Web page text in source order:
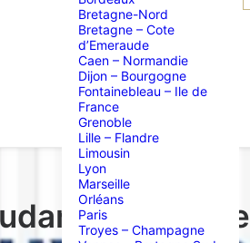
Bretagne-Nord
Bretagne – Cote
d’Emeraude
Caen – Normandie
Dijon – Bourgogne
Fontainebleau – Ile de
France
Grenoble
Lille – Flandre
Limousin
Lyon
Marseille
Orléans
Paris
Troyes – Champagne
chez Irène